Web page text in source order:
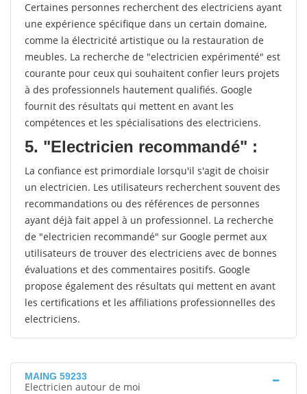
Certaines personnes recherchent des electriciens ayant
une expérience spécifique dans un certain domaine,
comme la électricité artistique ou la restauration de
meubles. La recherche de "electricien expérimenté" est
courante pour ceux qui souhaitent confier leurs projets
à des professionnels hautement qualifiés. Google
fournit des résultats qui mettent en avant les
compétences et les spécialisations des electriciens.
5. "Electricien recommandé" :
La confiance est primordiale lorsqu'il s'agit de choisir
un electricien. Les utilisateurs recherchent souvent des
recommandations ou des références de personnes
ayant déjà fait appel à un professionnel. La recherche
de "electricien recommandé" sur Google permet aux
utilisateurs de trouver des electriciens avec de bonnes
évaluations et des commentaires positifs. Google
propose également des résultats qui mettent en avant
les certifications et les affiliations professionnelles des
electriciens.
MAING 59233
Electricien autour de moi